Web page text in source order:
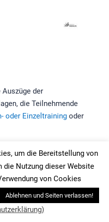
der
die Teilnehmende
oder Einzeltrainingoder
2019
um die Bereitstellung von
die Nutzung dieser Website
von Cookies
Ablehnen und Seiten verlassen!